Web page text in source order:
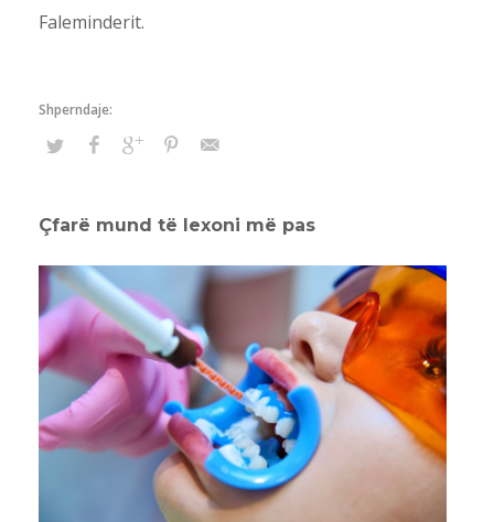
Faleminderit.
Çfarë mund të lexoni më pas